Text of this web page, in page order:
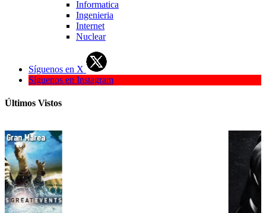
Informatica
Ingenieria
Internet
Nuclear
Síguenos en X
Síguenos en Instagram
Últimos Vistos